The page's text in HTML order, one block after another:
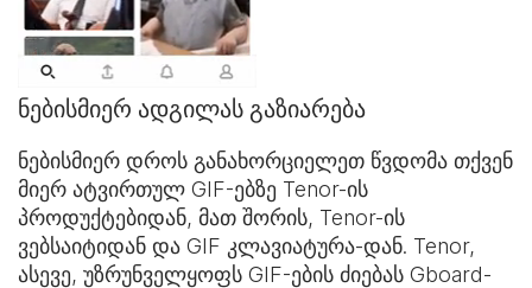
ნებისმიერ ადგილას გაზიარება
ნებისმიერ დროს განახორციელეთ წვდომა თქვენ
მიერ ატვირთულ GIF-ებზე Tenor-ის
პროდუქტებიდან, მათ შორის, Tenor-ის
ვებსაიტიდან და GIF კლავიატურა-დან. Tenor,
ასევე, უზრუნველყოფს GIF-ების ძიებას Gboard-